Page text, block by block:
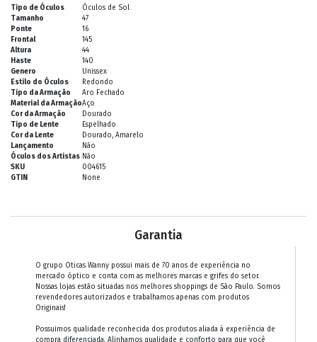
Tipo de Óculos
Óculos de Sol
Tamanho
47
Ponte
16
Frontal
145
Altura
44
Haste
140
Genero
Unissex
Estilo do Óculos
Redondo
Tipo da Armação
Aro Fechado
Material da ArmaçãoAço
Cor da Armação
Dourado
Tipo de Lente
Espelhado
Cor da Lente
Dourado, Amarelo
Lançamento
Não
Óculos dos Artistas Não
SKU
004615
GTIN
None
Garantia
O grupo Oticas Wanny possui mais de 70 anos de experiência no
mercado óptico e conta com as melhores marcas e grifes do setor.
Nossas lojas estão situadas nos melhores shoppings de São Paulo. Somos
revendedores autorizados e trabalhamos apenas com produtos
Originais!
Possuimos qualidade reconhecida dos produtos aliada à experiência de
compra diferenciada. Alinhamos qualidade e conforto para que você